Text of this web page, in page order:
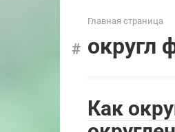
Главная страница
округл
Как